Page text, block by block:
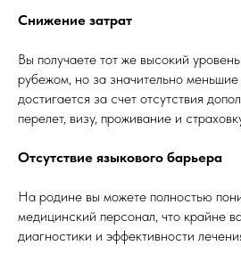
Снижение затрат
Вы получаете тот же высокий
рубежом, но за значительно
достигается за счет отсутствия
перелет, визу, проживание и
Отсутствие языкового барьера
На родине вы можете полностью
медицинский персонал, что крайне
диагностики и эффективности